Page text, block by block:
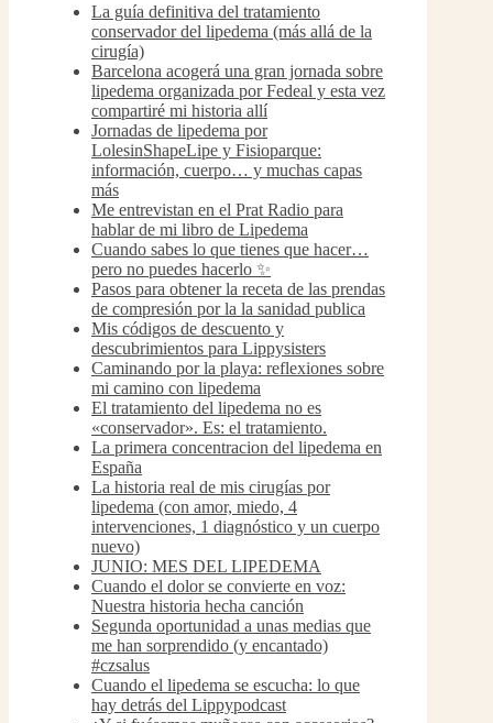
La guía definitiva del tratamiento
conservador del lipedema (más allá de la
cirugía)
Barcelona acogerá una gran jornada sobre
lipedema organizada por Fedeal y esta vez
compartiré mi historia allí
Jornadas de lipedema por
LolesinShapeLipe y Fisioparque:
información, cuerpo… y muchas capas
más
Me entrevistan en el Prat Radio para
hablar de mi libro de Lipedema
Cuando sabes lo que tienes que hacer…
pero no puedes hacerlo ✨
Pasos para obtener la receta de las prendas
de compresión por la la sanidad publica
Mis códigos de descuento y
descubrimientos para Lippysisters
Caminando por la playa: reflexiones sobre
mi camino con lipedema
El tratamiento del lipedema no es
«conservador». Es: el tratamiento.
La primera concentracion del lipedema en
España
La historia real de mis cirugías por
lipedema (con amor, miedo, 4
intervenciones, 1 diagnóstico y un cuerpo
nuevo)
JUNIO: MES DEL LIPEDEMA
Cuando el dolor se convierte en voz:
Nuestra historia hecha canción
Segunda oportunidad a unas medias que
me han sorprendido (y encantado)
#czsalus
Cuando el lipedema se escucha: lo que
hay detrás del Lippypodcast